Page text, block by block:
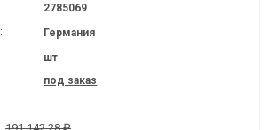
2785069
Германия
шт
под заказ